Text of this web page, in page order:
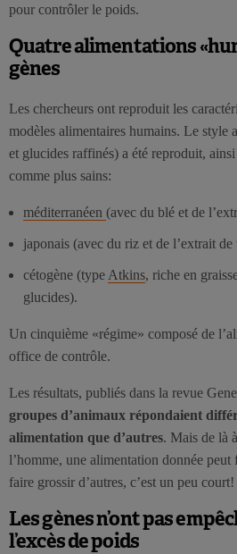
pour contrôler le poids.
Quatre alimentations
gènes
Les chercheurs ont reproduit les
modèles alimentaires humains. Le style
et glucides raffinés) a été reproduit,
comme plus sains:
méditerranéen (avec du blé et de
japonais (avec du riz et de l’extrait de
cétogène (type Atkins, riche en
glucides).
Un cinquième «régime» composé de
office de contrôle.
Les résultats, publiés dans la revue
groupes d’animaux répondaient
alimentation que d’autres. Mais de là
l’homme, une alimentation donnée
faire grossir d’autres, c’est un peu court!
Les gènes n’ont pas
l’excès de poids